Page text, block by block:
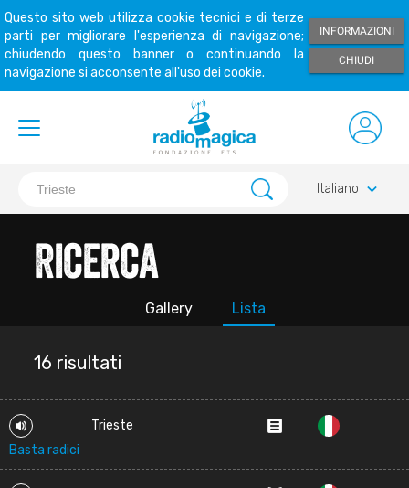
Questo sito web utilizza cookie tecnici e di terze
parti per migliorare l'esperienza di navigazione;
chiudendo questo banner o continuando la
navigazione si acconsente all'uso dei cookie.
INFORMAZIONI
CHIUDI
Italiano keyboard_arrow_down
Ricerca
Gallery Lista
16 risultati
Trieste
Basta radici